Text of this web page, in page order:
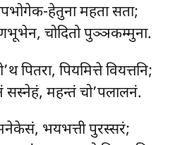
हेतुना महता सता;
चोदितो पुञ्ञकम्मुना.
पितरा, पियमित्ते वियत्तनि;
सस्नेहं, महन्तं चो’पलालनं.
भयभत्ती पुरस्सरं;